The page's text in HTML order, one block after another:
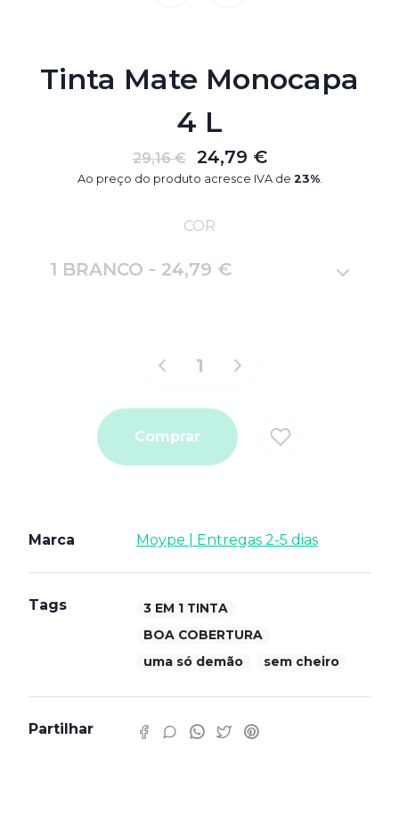
Tinta Mate Monocapa
4 L
29,16 € 24,79 €
Ao preço do produto acresce IVA de 23%.
COR
1 BRANCO - 24,79 €
Comprar
Marca Moype | Entregas 2-5 dias
Tags
3 EM 1 TINTA
BOA COBERTURA
uma só demão
sem cheiro
Partilhar